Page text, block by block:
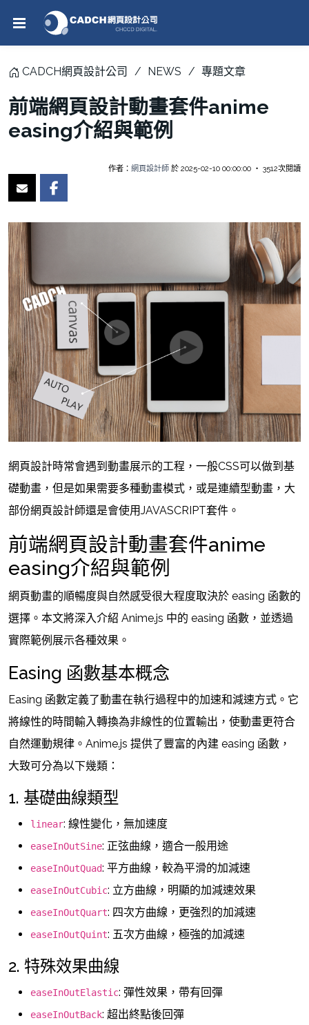
CADCH網頁設計公司 NEWS 專題文章
前端網頁設計動畫套件anime
easing介紹與範例
作者： 網頁設計師 於 2025-02-10 00:00:00 ‧ 3512次閱讀
網頁設計時常會遇到動畫展示的工程，一般CSS可以做到基
礎動畫，但是如果需要多種動畫模式，或是連續型動畫，大
部份網頁設計師還是會使用JAVASCRIPT套件。
前端網頁設計動畫套件anime
easing介紹與範例
網頁動畫的順暢度與自然感受很大程度取決於 easing 函數的
選擇。本文將深入介紹 Anime.js 中的 easing 函數，並透過
實際範例展示各種效果。
Easing 函數基本概念
Easing 函數定義了動畫在執行過程中的加速和減速方式。它
將線性的時間輸入轉換為非線性的位置輸出，使動畫更符合
自然運動規律。Anime.js 提供了豐富的內建 easing 函數，
大致可分為以下幾類：
1. 基礎曲線類型
linear: 線性變化，無加速度
easeInOutSine: 正弦曲線，適合一般用途
easeInOutQuad: 平方曲線，較為平滑的加減速
easeInOutCubic: 立方曲線，明顯的加減速效果
easeInOutQuart: 四次方曲線，更強烈的加減速
easeInOutQuint: 五次方曲線，極強的加減速
2. 特殊效果曲線
easeInOutElastic: 彈性效果，帶有回彈
easeInOutBack: 超出終點後回彈